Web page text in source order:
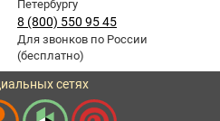
Петербургу
8 (800) 550 95 45
Для звонков по России
(бесплатно)
сетях